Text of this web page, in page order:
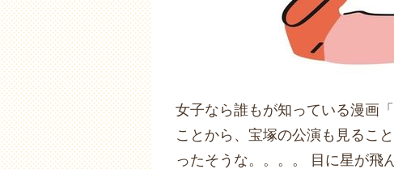
女子なら誰もが知っている漫画
ことから、宝塚の公演も見るこ
ったそうな。。。。 目に星が飛